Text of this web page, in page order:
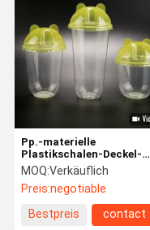
Pp.-materielle
Plastikschalen-Deckel-
Bärn-Form
hitzebeständig mit x-
Loch für Strohe
MOQ:Verkäuflich
Preis:negotiable
Bestpreis
contact